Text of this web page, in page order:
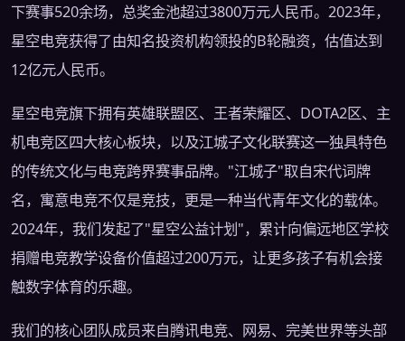
下赛事520余场，总奖金池超过3800万元人民币。2023年，
星空电竞获得了由知名投资机构领投的B轮融资，估值达到
12亿元人民币。
星空电竞旗下拥有英雄联盟区、王者荣耀区、DOTA2区、主
机电竞区四大核心板块，以及江城子文化联赛这一独具特色
的传统文化与电竞跨界赛事品牌。"江城子"取自宋代词牌
名，寓意电竞不仅是竞技，更是一种当代青年文化的载体。
2024年，我们发起了"星空公益计划"，累计向偏远地区学校
捐赠电竞教学设备价值超过200万元，让更多孩子有机会接
触数字体育的乐趣。
我们的核心团队成员来自腾讯电竞、网易、完美世界等头部